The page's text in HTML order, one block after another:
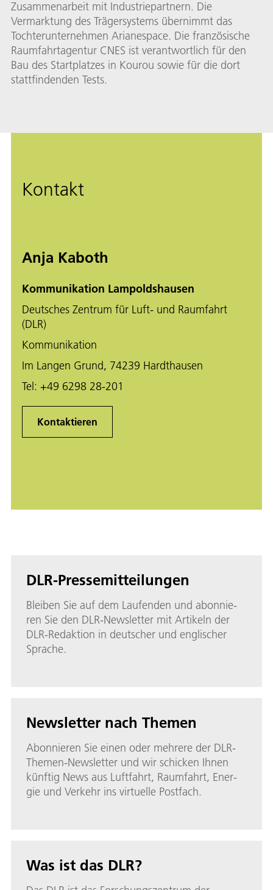
Zusammenarbeit mit Industriepartnern. Die
Vermarktung des Trägersystems übernimmt das
Tochterunternehmen Arianespace. Die französische
Raumfahrtagentur CNES ist verantwortlich für den
Bau des Startplatzes in Kourou sowie für die dort
stattfindenden Tests.
Kontakt
Anja Kaboth
Kommunikation Lampoldshausen
Deutsches Zentrum für Luft- und Raumfahrt
(DLR)
Kommunikation
Im Langen Grund, 74239 Hardthausen
Tel: +49 6298 28-201
Kontaktieren
DLR-Pressemitteilungen
Blei­ben Sie auf dem Lau­fen­den und abon­nie­
ren Sie den DLR-Newslet­ter mit Ar­ti­keln der
DLR-Re­dak­ti­on in deut­scher und eng­li­scher
Spra­che.
Newsletter nach Themen
Abon­nie­ren Sie einen oder mehrere der DLR-
The­men-Newslet­ter und wir schi­cken Ih­nen
künf­tig News aus Luft­fahrt, Raum­fahrt, Ener­
gie und Ver­kehr ins vir­tu­el­le Post­fach.
Was ist das DLR?